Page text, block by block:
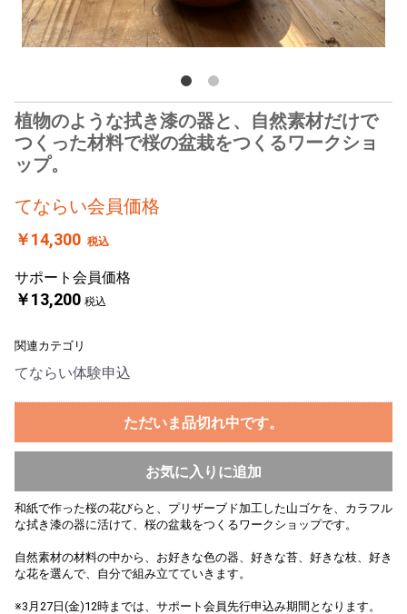
植物のような拭き漆の器と、自然素材だけで
つくった材料で桜の盆栽をつくるワークショ
ップ。
てならい会員価格
￥14,300 税込
サポート会員価格
￥13,200 税込
関連カテゴリ
てならい体験申込
ただいま品切れ中です。
お気に入りに追加
和紙で作った桜の花びらと、プリザーブド加工した山ゴケを、カラフル
な拭き漆の器に活けて、桜の盆栽をつくるワークショップです。
自然素材の材料の中から、お好きな色の器、好きな苔、好きな枝、好き
な花を選んで、自分で組み立てていきます。
※3月27日(金)12時までは、サポート会員先行申込み期間となります。